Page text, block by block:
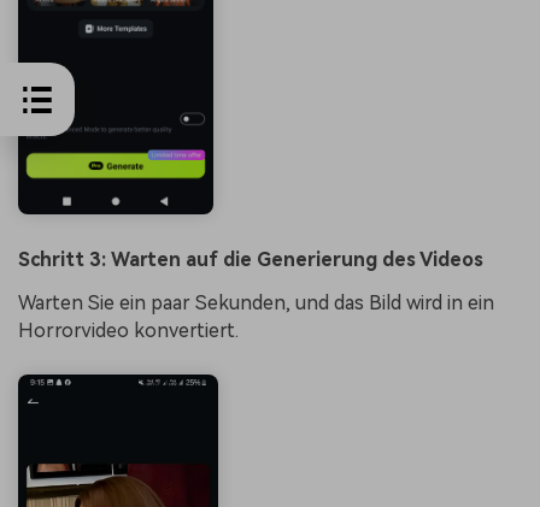
Schritt 3: Warten auf die Generierung des Videos
Warten Sie ein paar Sekunden, und das Bild wird in ein
Horrorvideo konvertiert.